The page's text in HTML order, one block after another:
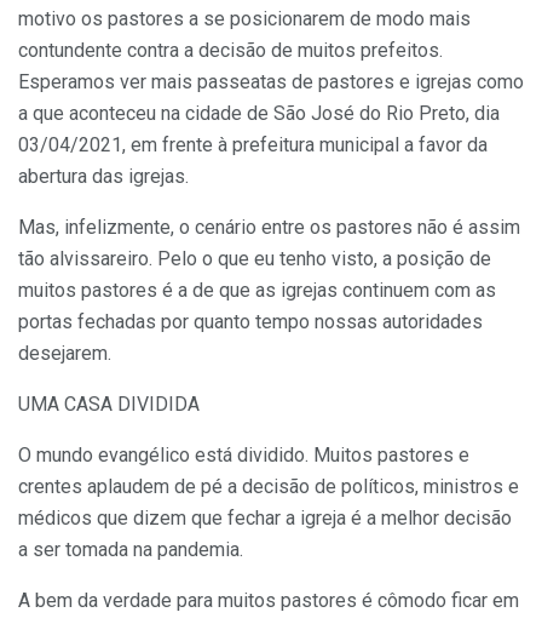
motivo os pastores a se posicionarem de modo mais
contundente contra a decisão de muitos prefeitos.
Esperamos ver mais passeatas de pastores e igrejas como
a que aconteceu na cidade de São José do Rio Preto, dia
03/04/2021, em frente à prefeitura municipal a favor da
abertura das igrejas.
Mas, infelizmente, o cenário entre os pastores não é assim
tão alvissareiro. Pelo o que eu tenho visto, a posição de
muitos pastores é a de que as igrejas continuem com as
portas fechadas por quanto tempo nossas autoridades
desejarem.
UMA CASA DIVIDIDA
O mundo evangélico está dividido. Muitos pastores e
crentes aplaudem de pé a decisão de políticos, ministros e
médicos que dizem que fechar a igreja é a melhor decisão
a ser tomada na pandemia.
A bem da verdade para muitos pastores é cômodo ficar em